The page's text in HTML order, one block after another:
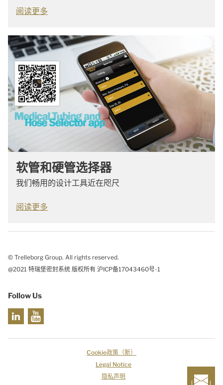
阅读更多
软管和硬管选择器
我们畅用的设计工具近在咫尺
阅读更多
© Trelleborg Group. All rights reserved.
@2021 特瑞堡密封系统 版权所有 沪ICP备17043460号-1
Follow Us
Cookie政策（新）
Legal Notice
隐私声明